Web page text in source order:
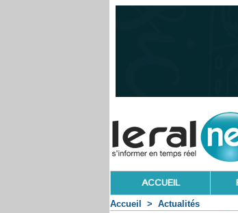
ACCUEIL
Accueil > Actualités